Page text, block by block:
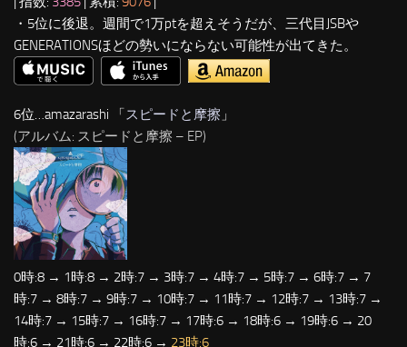
・5位に後退。週間で1万ptを超えそうだが、三代目JSBや
GENERATIONSほどの勢いにならない可能性が出てきた。
6位…amazarashi 「スピードと摩擦 」
(アルバム: スピードと摩擦 – EP)
0時:8 → 1時:8 → 2時:7 → 3時:7 → 4時:7 → 5時:7 → 6時:7 → 7
時:7 → 8時:7 → 9時:7 → 10時:7 → 11時:7 → 12時:7 → 13時:7 →
14時:7 → 15時:7 → 16時:7 → 17時:6 → 18時:6 → 19時:6 → 20
時:6 → 21時:6 → 22時:6 → 23時:6